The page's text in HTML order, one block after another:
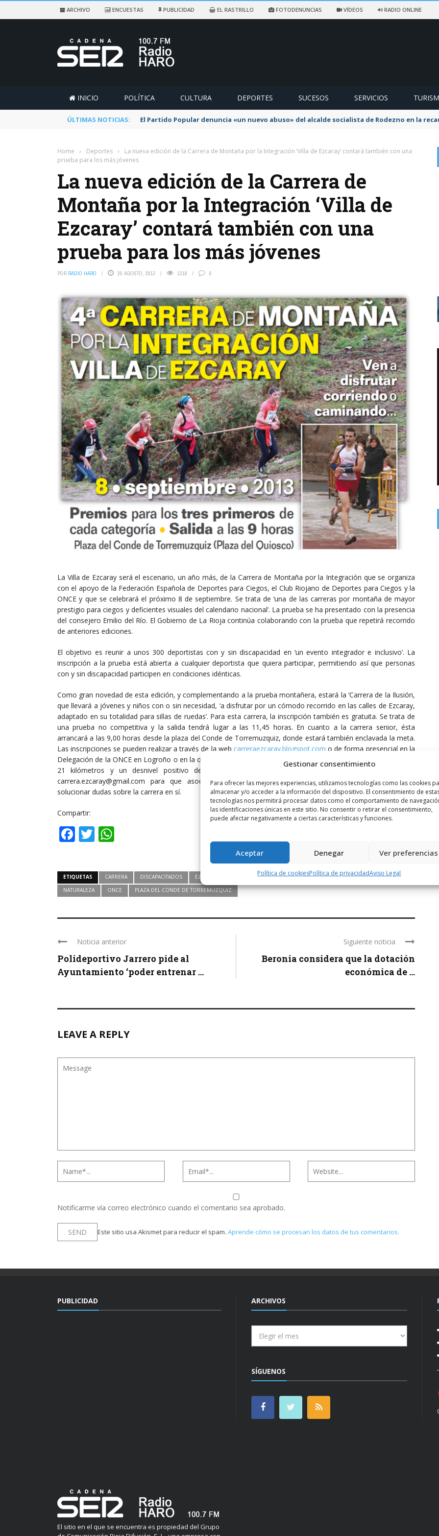
Gestionar consentimiento
Para ofrecer las mejores experiencias, utilizamos tecnologías como las cookies
almacenar y/o acceder a la información del dispositivo. El consentimiento de
tecnologías nos permitirá procesar datos como el comportamiento de
las identificaciones únicas en este sitio. No consentir o retirar el consentimiento,
puede afectar negativamente a ciertas características y funciones.
Aceptar Denegar Ver preferencias
Política de cookiesPolítica de privacidadAviso Legal
ARCHIVO ENCUESTAS PUBLICIDAD EL RASTRILLO FOTODENUNCIAS VÍDEOS RADIO ONLINE
INICIO POLÍTICA CULTURA DEPORTES SUCESOS SERVICIOS
ÚLTIMAS NOTICIAS: El Partido Popular denuncia «un nuevo abuso» del alcalde socialista de Rodezno en la
Home › Deportes ›
La nueva edición de la Carrera de Montaña por la Integración ‘Villa de Ezcaray’ contará también con una
prueba para los más jóvenes
La nueva edición de la Carrera de
Montaña por la Integración ‘Villa de
Ezcaray’ contará también con una
prueba para los más jóvenes
POR RADIO HARO 20 AGOSTO, 2013 1318 0
La Villa de Ezcaray será el escenario, un año más, de la Carrera de Montaña por la Integración que se organiza
con el apoyo de la Federación Española de Deportes para Ciegos, el Club Riojano de Deportes para Ciegos y la
ONCE y que se celebrará el próximo 8 de septiembre. Se trata de ‘una de las carreras por montaña de mayor
prestigio para ciegos y deficientes visuales del calendario nacional’. La prueba se ha presentado con la presencia
del consejero Emilio del Río. El Gobierno de La Rioja continúa colaborando con la prueba que repetirá recorrido
de anteriores ediciones.
El objetivo es reunir a unos 300 deportistas con y sin discapacidad en ‘un evento integrador e inclusivo’. La
inscripción a la prueba está abierta a cualquier deportista que quiera participar, permitiendo así que personas
con y sin discapacidad participen en condiciones idénticas.
Como gran novedad de esta edición, y complementando a la prueba montañera, estará la ‘Carrera de la Ilusión,
que llevará a jóvenes y niños con o sin necesidad, ‘a disfrutar por un cómodo recorrido en las calles de Ezcaray,
adaptado en su totalidad para sillas de ruedas’. Para esta carrera, la inscripción también es gratuita. Se trata de
una prueba no competitiva y la salida tendrá lugar a las 11,45 horas. En cuanto a la carrera senior, ésta
arrancará a las 9,00 horas desde la plaza del Conde de Torremuzquiz, donde estará también enclavada la meta.
Las inscripciones se pueden realizar a través de la web carreraezcaray.blogspot.com o de forma presencial en la
Delegación de la ONCE en Logroño o en la oficina de Turismo de Ezcaray. La prueba tiene un recorrido de unos
21 kilómetros y un desnivel positivo de 850 metros. Para más información, está también el mail
carrera.ezcaray@gmail.com para que asociaciones o colectivos de personas con discapacidad puedan
solucionar dudas sobre la carrera en sí.
Compartir:
Facebook
Twitter
ETIQUETAS CARRERA DISCAPACITADOS EZCARAY INSCRIPCION INTEGRACION JOVENES
MONTAÑA
NATURALEZA
ONCE PLAZA DEL CONDE DE TORREMUZQUIZ
Noticia anterior
Polideportivo Jarrero pide al
Ayuntamiento ‘poder entrenar ...
Siguiente noticia
Beronia considera que la dotación
económica de ...
LEAVE A REPLY
Notificarme vía correo electrónico cuando el comentario sea aprobado.
Este sitio usa Akismet para reducir el spam. Aprende cómo se procesan los datos de tus comentarios.
PUBLICIDAD
El sitio en el que se encuentra es propiedad del Grupo
ARCHIVOS
SÍGUENOS